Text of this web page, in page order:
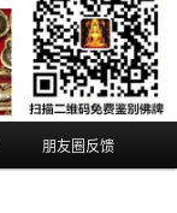
朋友圈反馈